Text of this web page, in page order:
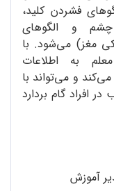
فشردن کلید،
و الگوهای
مغز) می‌شود. با
به اطلاعات
و می‌تواند با
افراد گام بردارد